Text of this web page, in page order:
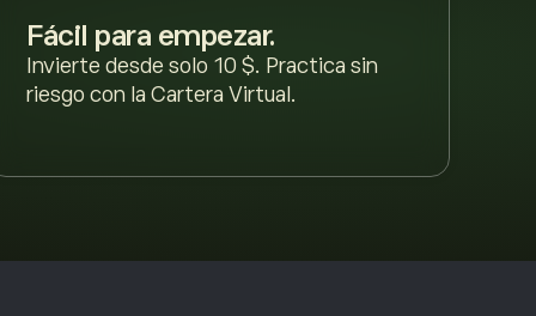
Fácil para empezar.
Invierte desde solo 10 $. Practica sin
riesgo con la Cartera Virtual.